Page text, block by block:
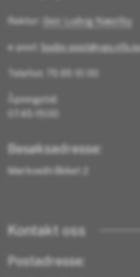
Rektor: Geir Ludvig Næstby
e-post: bodin-post@vgs.nfk.no
Telefon: 75 65 10 00
Åpningstid:
07.45-15:00
Besøksadresse:
Mørkvedtråkket 2
Kontakt oss
Postadresse: